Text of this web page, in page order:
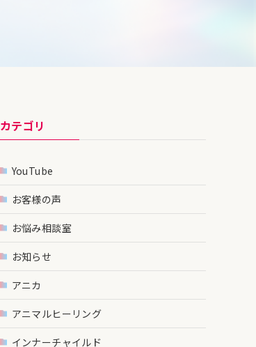
カテゴリ
YouTube
お客様の声
お悩み相談室
お知らせ
アニカ
アニマルヒーリング
インナーチャイルド